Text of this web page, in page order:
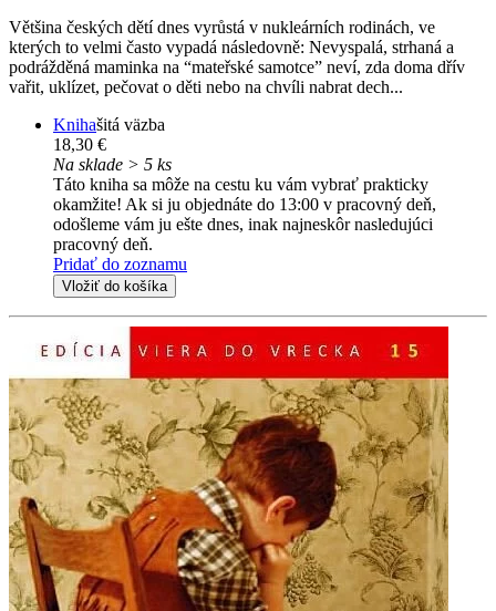
Většina českých dětí dnes vyrůstá v nukleárních rodinách, ve
kterých to velmi často vypadá následovně: Nevyspalá, strhaná a
podrážděná maminka na “mateřské samotce” neví, zda doma dřív
vařit, uklízet, pečovat o děti nebo na chvíli nabrat dech...
Knihašitá väzba
18,30 €
Na sklade > 5 ks
Táto kniha sa môže na cestu ku vám vybrať prakticky
okamžite! Ak si ju objednáte do 13:00 v pracovný deň,
odošleme vám ju ešte dnes, inak najneskôr nasledujúci
pracovný deň.
Pridať do zoznamu
Vložiť do košíka